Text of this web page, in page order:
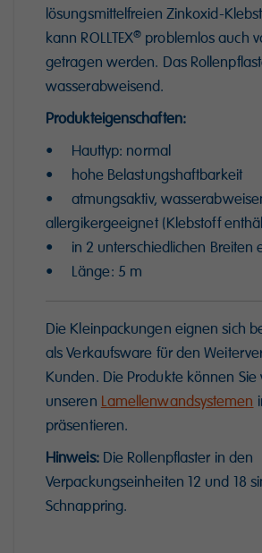
lösungsmittelfreien Zinkoxid-
kann ROLLTEX® problemlos auch
getragen werden. Das
wasserabweisend.
Produkteigenschaften:
• Hauttyp: normal
• hohe Belastungshaftbarkeit
• atmungsaktiv,
allergikergeeignet (Klebstoff
• in 2 unterschiedlichen Breiten
• Länge: 5 m
Die Kleinpackungen eignen sich
als Verkaufsware für den
Kunden. Die Produkte können
unseren Lamellenwandsystemen
präsentieren.
Hinweis:Die Rollenpflaster in den
Verpackungseinheiten 12 und 18
Schnappring.